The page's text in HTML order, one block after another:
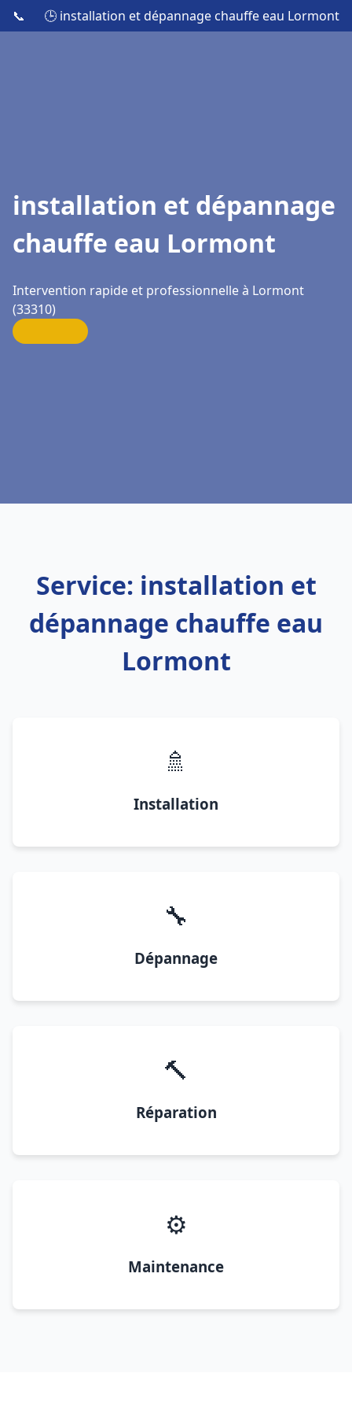
📞 🕒 installation et dépannage chauffe eau Lormont
installation et dépannage
chauffe eau Lormont
Intervention rapide et professionnelle à Lormont
(33310)
Service: installation et
dépannage chauffe eau
Lormont
🚿
Installation
🔧
Dépannage
🔨
Réparation
⚙️
Maintenance